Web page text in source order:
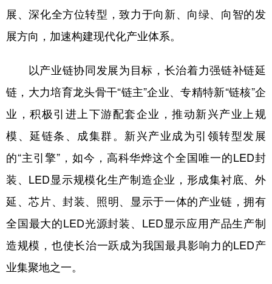
展、深化全方位转型，致力于向新、向绿、向智的发
展方向，加速构建现代化产业体系。
以产业链协同发展为目标，长治着力强链补链延
链，大力培育龙头骨干“链主”企业、专精特新“链核”企
业，积极引进上下游配套企业，推动新兴产业上规
模、延链条、成集群。新兴产业成为引领转型发展
的“主引擎”，如今，高科华烨这个全国唯一的LED封
装、LED显示规模化生产制造企业，形成集衬底、外
延、芯片、封装、照明、显示于一体的产业链，拥有
全国最大的LED光源封装、LED显示应用产品生产制
造规模，也使长治一跃成为我国最具影响力的LED产
业集聚地之一。